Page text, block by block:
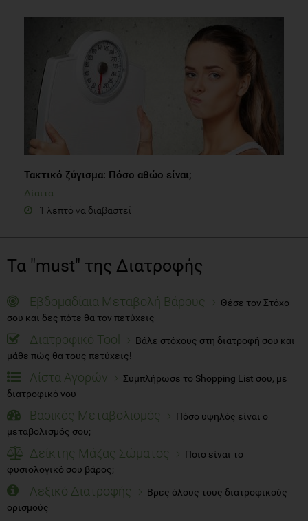
Τακτικό ζύγισμα: Πόσο αθώο είναι;
Δίαιτα
1 λεπτό να διαβαστεί
Τα "must" της Διατροφής
Εβδομαδίαια Μεταβολή Βάρους
Θέσε τον Στόχο
σου και δες πότε θα τον πετύχεις
Διατροφικό Tool
Βάλε στόχους στη διατροφή σου και
μάθε πώς θα τους πετύχεις!
Λίστα Αγορών
Συμπλήρωσε το Shopping List σου, με
διατροφικό νου
Βασικός Μεταβολισμός
Πόσο υψηλός είναι ο
μεταβολισμός σου;
Δείκτης Μάζας Σώματος
Ποιο είναι το
φυσιολογικό σου βάρος;
Λεξικό Διατροφής
Βρες όλους τους διατροφικούς
ορισμούς